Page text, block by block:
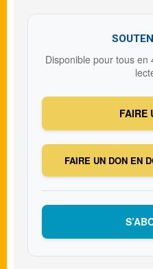
Disponible pour tous
FAIRE
FAIRE UN DON EN